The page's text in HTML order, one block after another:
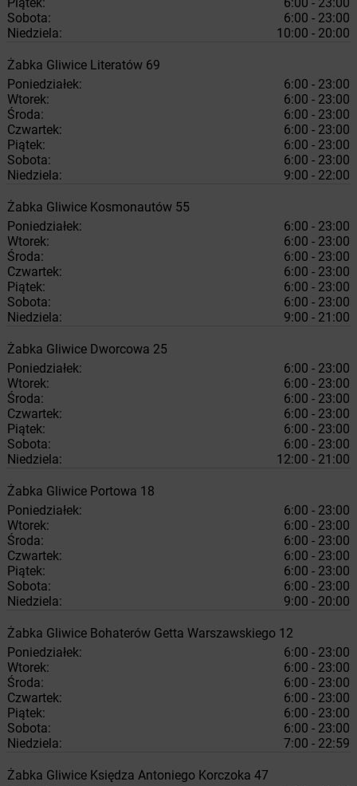
Sobota:
6:00 - 23:00
Niedziela:
10:00 - 20:00
Żabka Gliwice Literatów 69
Poniedziałek:
6:00 - 23:00
Wtorek:
6:00 - 23:00
Środa:
6:00 - 23:00
Czwartek:
6:00 - 23:00
Piątek:
6:00 - 23:00
Sobota:
6:00 - 23:00
Niedziela:
9:00 - 22:00
Żabka Gliwice Kosmonautów 55
Poniedziałek:
6:00 - 23:00
Wtorek:
6:00 - 23:00
Środa:
6:00 - 23:00
Czwartek:
6:00 - 23:00
Piątek:
6:00 - 23:00
Sobota:
6:00 - 23:00
Niedziela:
9:00 - 21:00
Żabka Gliwice Dworcowa 25
Poniedziałek:
6:00 - 23:00
Wtorek:
6:00 - 23:00
Środa:
6:00 - 23:00
Czwartek:
6:00 - 23:00
Piątek:
6:00 - 23:00
Sobota:
6:00 - 23:00
Niedziela:
12:00 - 21:00
Żabka Gliwice Portowa 18
Poniedziałek:
6:00 - 23:00
Wtorek:
6:00 - 23:00
Środa:
6:00 - 23:00
Czwartek:
6:00 - 23:00
Piątek:
6:00 - 23:00
Sobota:
6:00 - 23:00
Niedziela:
9:00 - 20:00
Żabka Gliwice Bohaterów Getta Warszawskiego 12
Poniedziałek:
6:00 - 23:00
Wtorek:
6:00 - 23:00
Środa:
6:00 - 23:00
Czwartek:
6:00 - 23:00
Piątek:
6:00 - 23:00
Sobota:
6:00 - 23:00
Niedziela:
7:00 - 22:59
Żabka Gliwice Księdza Antoniego Korczoka 47